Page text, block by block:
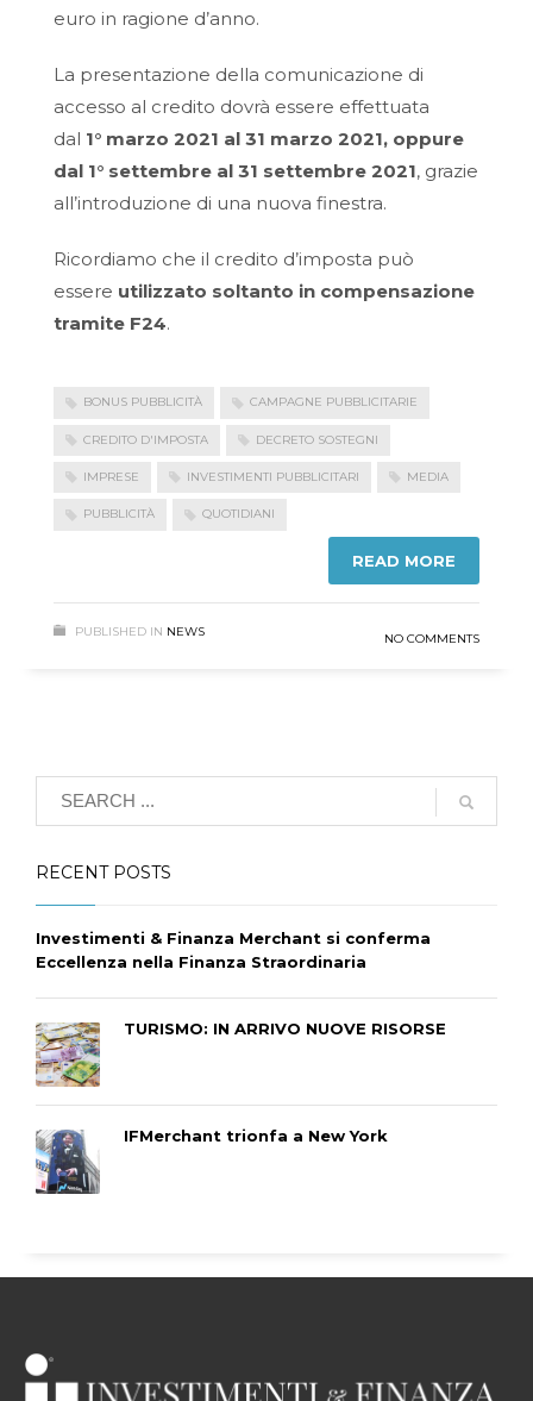
euro in ragione d’anno.
La presentazione della comunicazione di
accesso al credito dovrà essere effettuata
dal 1° marzo 2021 al 31 marzo 2021, oppure
dal 1° settembre al 31 settembre 2021, grazie
all’introduzione di una nuova finestra.
Ricordiamo che il credito d’imposta può
essere utilizzato soltanto in compensazione
tramite F24.
BONUS PUBBLICITÀ CAMPAGNE PUBBLICITARIE
CREDITO D'IMPOSTA DECRETO SOSTEGNI
IMPRESE INVESTIMENTI PUBBLICITARI MEDIA
PUBBLICITÀ QUOTIDIANI
READ MORE
PUBLISHED IN NEWS NO COMMENTS
RECENT POSTS
Investimenti & Finanza Merchant si conferma
Eccellenza nella Finanza Straordinaria
TURISMO: IN ARRIVO NUOVE RISORSE
IFMerchant trionfa a New York